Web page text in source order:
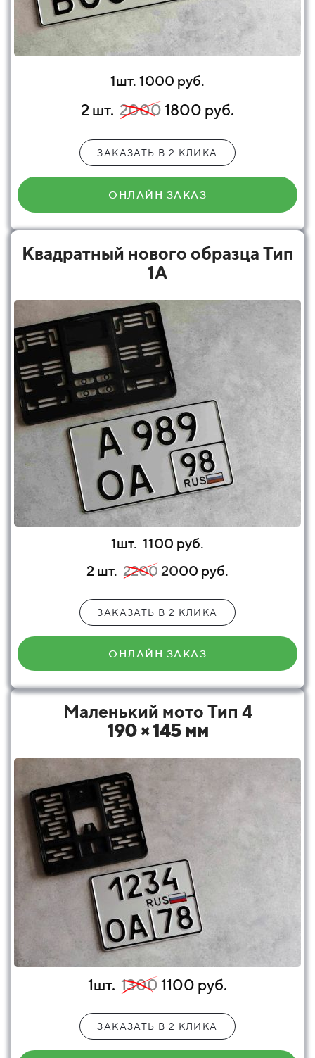
1шт. 1000 руб.
2 шт. 20001800 руб.
ЗАКАЗАТЬ В 2 КЛИКА
ОНЛАЙН ЗАКАЗ
Квадратный нового образца Тип
1А
1шт. 1100 руб.
2 шт. 2200 2000 руб.
ЗАКАЗАТЬ В 2 КЛИКА
ОНЛАЙН ЗАКАЗ
Маленький мото Тип 4
190 × 145 мм
1шт. 13001100 руб.
ЗАКАЗАТЬ В 2 КЛИКА